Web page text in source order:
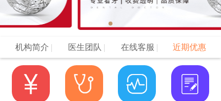
机构简介 | 医生团队 | 在线客服 | 近期优惠